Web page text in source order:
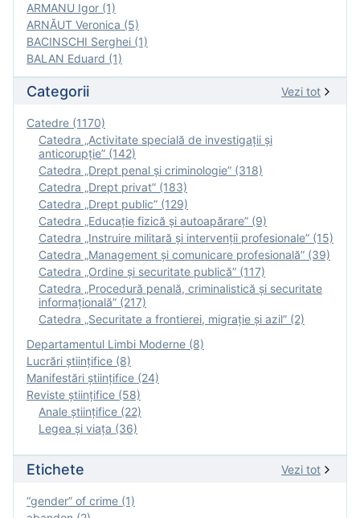
ARMANU Igor (1)
ARNĂUT Veronica (5)
BACINSCHI Serghei (1)
BALAN Eduard (1)
Categorii Vezi tot
Catedre (1170)
Catedra „Activitate specială de investigaţii şi
anticorupție” (142)
Catedra „Drept penal și criminologie” (318)
Catedra „Drept privat” (183)
Catedra „Drept public” (129)
Catedra „Educație fizică şi autoapărare” (9)
Catedra „Instruire militară şi intervenţii profesionale” (15)
Catedra „Management și comunicare profesională” (39)
Catedra „Ordine și securitate publică” (117)
Catedra „Procedură penală, criminalistică și securitate
informațională” (217)
Catedra „Securitate a frontierei, migrație și azil” (2)
Departamentul Limbi Moderne (8)
Lucrări științifice (8)
Manifestări ştiinţifice (24)
Reviste ştiinţifice (58)
Anale ştiinţifice (22)
Legea şi viaţa (36)
Etichete Vezi tot
“gender” of crime (1)